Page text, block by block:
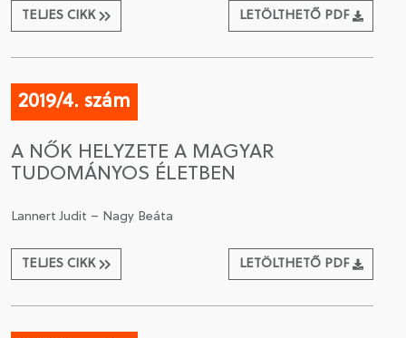
TELJES CIKK LETÖLTHETŐ PDF
2019/4. szám
A NŐK HELYZETE A MAGYAR
TUDOMÁNYOS ÉLETBEN
Lannert Judit – Nagy Beáta
TELJES CIKK LETÖLTHETŐ PDF